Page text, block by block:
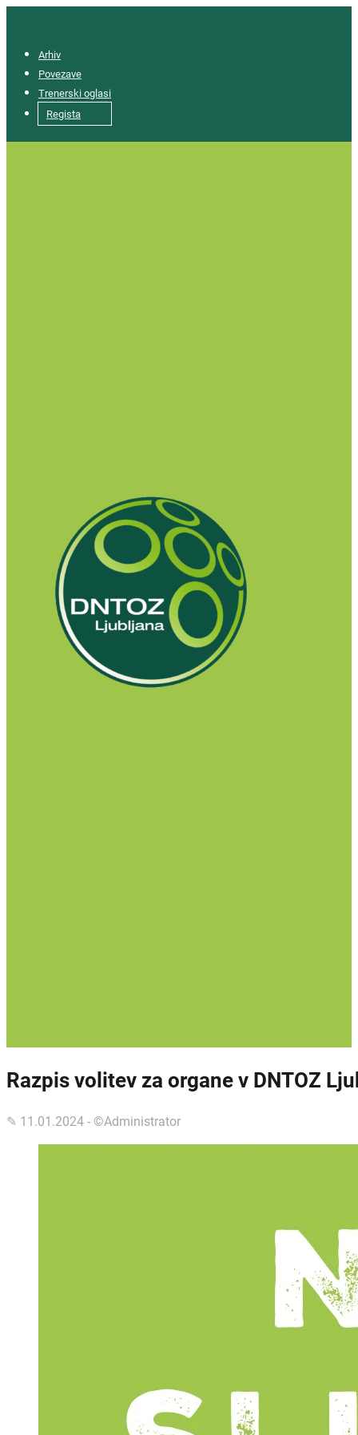
Arhiv
Povezave
Trenerski oglasi
Regista
Razpis volitev za organe v DNTOZ
✎ 11.01.2024 - ©Administrator